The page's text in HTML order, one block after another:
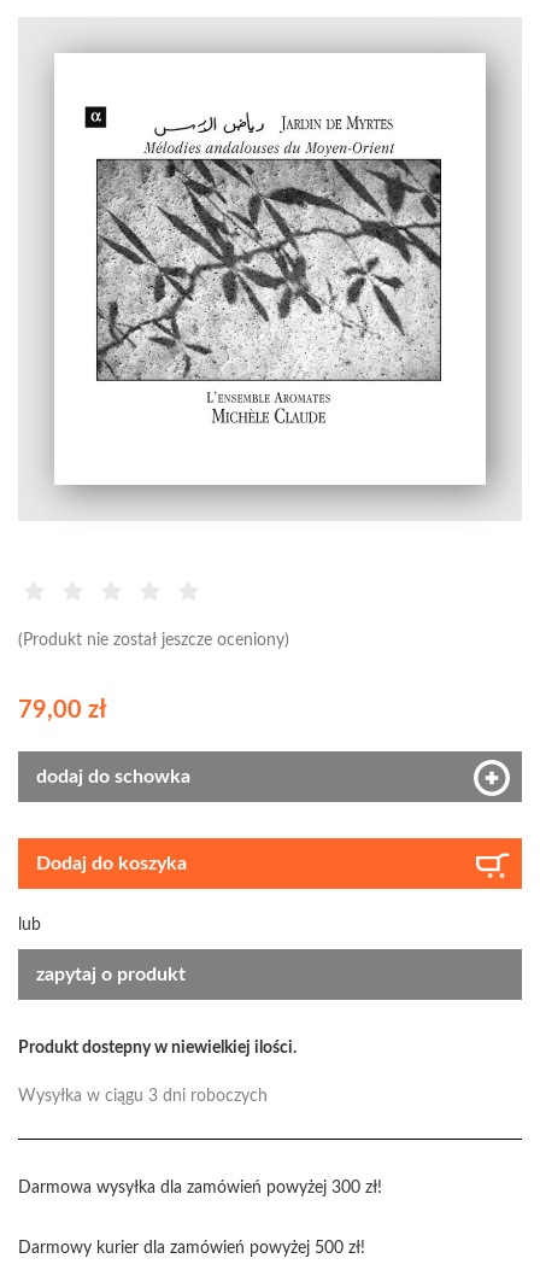
(Produkt nie został jeszcze oceniony)
79,00 zł
dodaj do schowka
Dodaj do koszyka
lub
zapytaj o produkt
Produkt dostepny w niewielkiej ilości.
Wysyłka w ciągu 3 dni roboczych
Darmowa wysyłka dla zamówień powyżej 300 zł!
Darmowy kurier dla zamówień powyżej 500 zł!